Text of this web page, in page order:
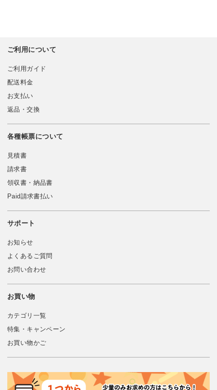
ご利用について
ご利用ガイド
配送料金
お支払い
返品・交換
各種帳票について
見積書
請求書
領収書・納品書
Paid請求書払い
サポート
お知らせ
よくあるご質問
お問い合わせ
お買い物
カテゴリ一覧
特集・キャンペーン
お買い物かご